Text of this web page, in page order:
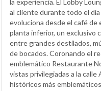
al cliente durante todo el
evoluciona desde el café de
planta inferior, un exclusivo
entre grandes destilados,
de bocados. Coronando el
emblemático Restaurante
vistas privilegiadas a la calle
históricos más